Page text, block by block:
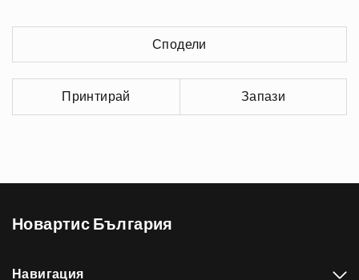
Сподели
Принтирай Запази
Новартис България
Навигация